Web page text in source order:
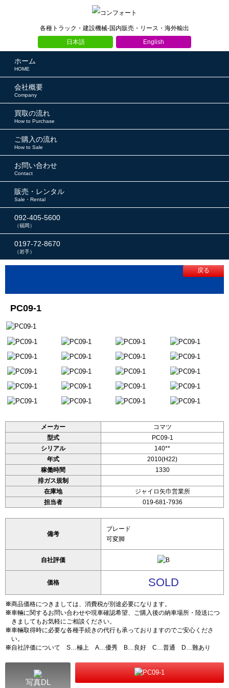
各種トラック・建設機械-国内販売・リース・海外輸出
English
日本語
ホーム
HOME
会社概要
Company
買取の流れ
How to Purchase
ご購入の流れ
How to Sale
お問い合わせ
Contact
販売・レンタル
Sale・Rental
092-405-5600
（福岡）
0197-72-8670
（岩手）
戻る
PC09-1
メーカー
コマツ
型式
PC09-1
シリアル
140**
年式
2010(H22)
稼働時間
1330
排ガス規制
在庫地
ジャイロ矢巾営業所
担当者
019-681-7936
備考
ブレード
可変脚
自社評価
価格 SOLD
※商品価格につきましては、消費税が別途必要になります。
※車輛に関するお問い合わせや現車確認希望、ご購入後の納車場所・陸送につ
きましてもお気軽にご相談ください。
※車輛取得時に必要な各種手続きの代行も承っておりますのでご安心くださ
い。
※自社評価について S…極上 A…優秀 B…良好 C…普通 D…難あり
写真DL